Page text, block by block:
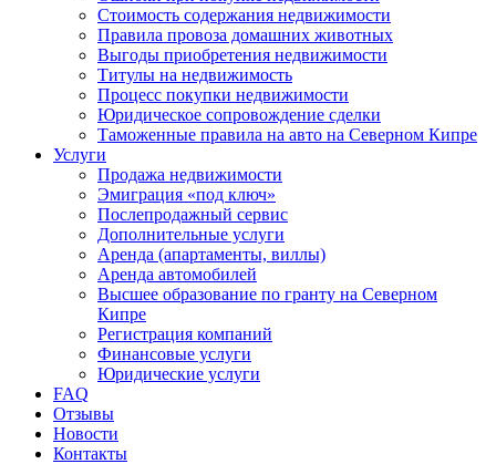
Стоимость содержания недвижимости
Правила провоза домашних животных
Выгоды приобретения недвижимости
Титулы на недвижимость
Процесс покупки недвижимости
Юридическое сопровождение сделки
Таможенные правила на авто на Северном Кипре
Услуги
Продажа недвижимости
Эмиграция «под ключ»
Послепродажный сервис
Дополнительные услуги
Аренда (апартаменты, виллы)
Аренда автомобилей
Высшее образование по гранту на Северном
Кипре
Регистрация компаний
Финансовые услуги
Юридические услуги
FAQ
Отзывы
Новости
Контакты